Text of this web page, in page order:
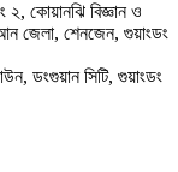
২, কোয়ানঝি বিজ্ঞান ও
জেলা, শেনজেন, গুয়াংডং
ডংগুয়ান সিটি, গুয়াংডং